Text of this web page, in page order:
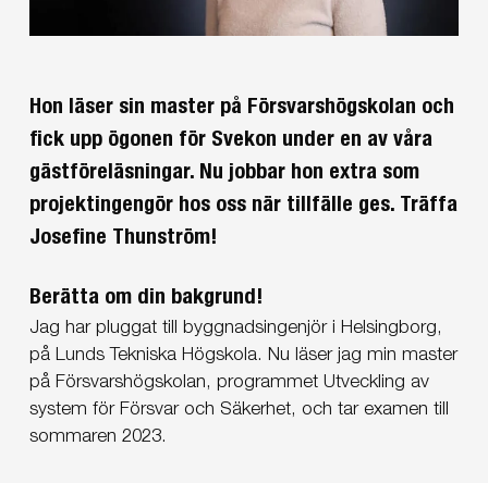
Hon läser sin master på Försvarshögskolan och
fick upp ögonen för Svekon under en av våra
gästföreläsningar. Nu jobbar hon extra som
projektingengör hos oss när tillfälle ges. Träffa
Josefine Thunström!
Berätta om din bakgrund!
Jag har pluggat till byggnadsingenjör i Helsingborg,
på Lunds Tekniska Högskola. Nu läser jag min master
på Försvarshögskolan, programmet Utveckling av
system för Försvar och Säkerhet, och tar examen till
sommaren 2023.